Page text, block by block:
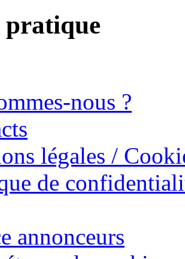
pratique
nous ?
légales /
de
annonceurs